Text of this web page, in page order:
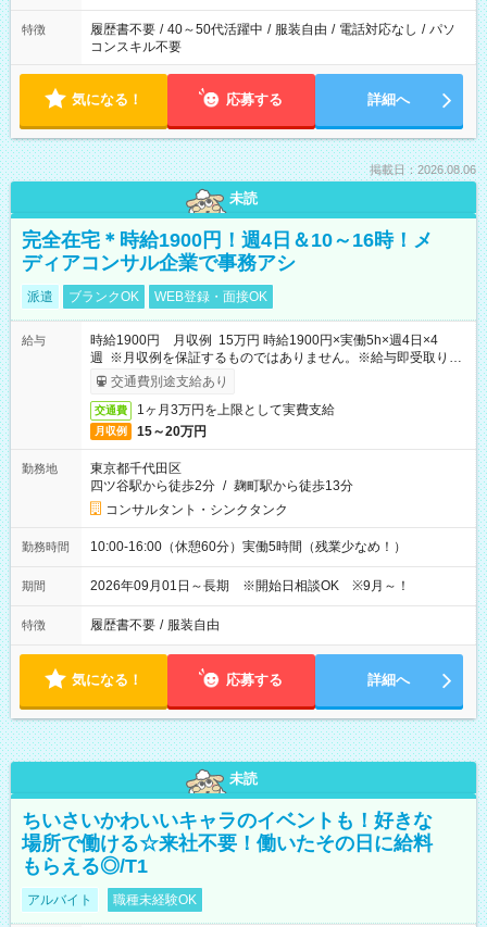
特徴 履歴書不要 / 40～50代活躍中 / 服装自由 / 電話対応なし / パソ
コンスキル不要
気になる！ 応募する 詳細へ
掲載日：2026.08.06
未読
完全在宅＊時給1900円！週4日＆10～16時！メ
ディアコンサル企業で事務アシ
派遣 ブランクOK WEB登録・面接OK
給与
時給1900円 月収例 15万円 時給1900円×実働5h×週4日×4
週 ※月収例を保証するものではありません。※給与即受取りサ
ービス利用可（利用条件有）
交通費別途支給あり
交通費 1ヶ月3万円を上限として実費支給
月収例 15～20万円
勤務地
東京都千代田区
四ツ谷駅から徒歩2分 / 麹町駅から徒歩13分
コンサルタント・シンクタンク
勤務時間 10:00-16:00（休憩60分）実働5時間（残業少なめ！）
期間 2026年09月01日～長期 ※開始日相談OK ※9月～！
特徴 履歴書不要 / 服装自由
気になる！ 応募する 詳細へ
未読
ちいさいかわいいキャラのイベントも！好きな
場所で働ける☆来社不要！働いたその日に給料
もらえる◎/T1
アルバイト 職種未経験OK